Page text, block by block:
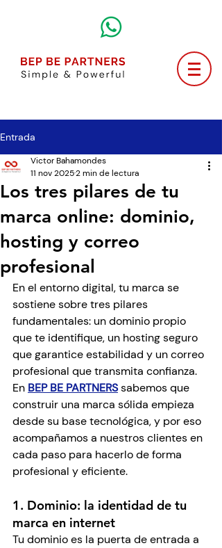
Entrada
Los tres pilares de tu
marca online: dominio,
hosting y correo
profesional
Victor Bahamondes
11 nov 20252 min de lectura
En el entorno digital, tu marca se
sostiene sobre tres pilares
fundamentales: un dominio propio
que te identifique, un hosting seguro
que garantice estabilidad y un correo
profesional que transmita confianza.
En BEP BE PARTNERS sabemos que
construir una marca sólida empieza
desde su base tecnológica, y por eso
acompañamos a nuestros clientes en
cada paso para hacerlo de forma
profesional y eficiente.
1. Dominio: la identidad de tu
marca en internet
Tu dominio es la puerta de entrada a